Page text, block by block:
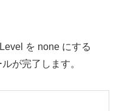
を none にする
が完了します。